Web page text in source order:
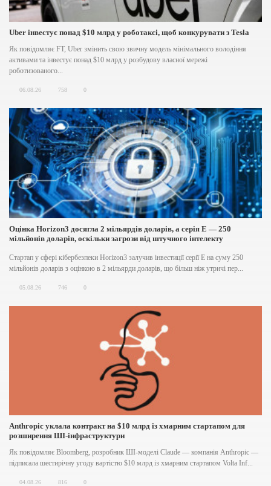
Uber інвестує понад $10 млрд у роботаксі, щоб конкурувати з Tesla
Як повідомляє FT, Uber змінить свою звичну модель мінімального володіння
активами та інвестує понад $10 млрд у розбудову власної мережі
роботизованого...
06.08.26 758 0
Оцінка Horizon3 досягла 2 мільярдів доларів, а серія E — 250
мільйонів доларів, оскільки загрози від штучного інтелекту
Стартап у сфері кібербезпеки Horizon3 залучив інвестиції серії E на суму 250
мільйонів доларів з оцінкою в 2 мільярди доларів, що більш ніж утричі пер...
05.08.26 746 0
Anthropic уклала контракт на $10 млрд із хмарним стартапом для
розширення ШІ-інфраструктури
Як повідомляє Bloomberg, розробник ШІ-моделі Claude — компанія Anthropic —
підписала шестирічну угоду вартістю $10 млрд із хмарним стартапом Volta Inf...
04.08.26 816 0